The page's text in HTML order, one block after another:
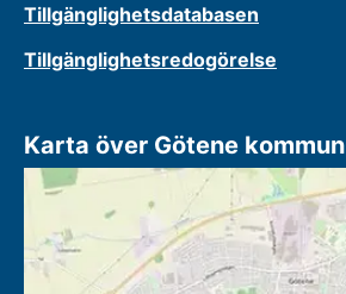
Tillgänglighetsdatabasen
Tillgänglighetsredogörelse
Karta över Götene kommun